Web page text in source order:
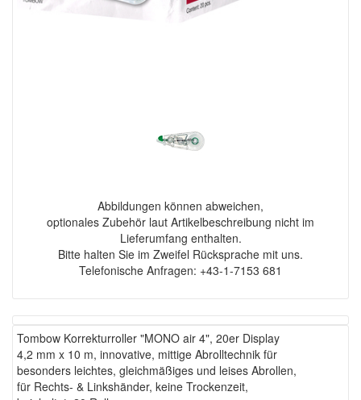
Abbildungen können abweichen,
optionales Zubehör laut Artikelbeschreibung nicht im
Lieferumfang enthalten.
Bitte halten Sie im Zweifel Rücksprache mit uns.
Telefonische Anfragen: +43-1-7153 681
Tombow Korrekturroller "MONO air 4", 20er Display
4,2 mm x 10 m, innovative, mittige Abrolltechnik für
besonders leichtes, gleichmäßiges und leises Abrollen,
für Rechts- & Linkshänder, keine Trockenzeit,